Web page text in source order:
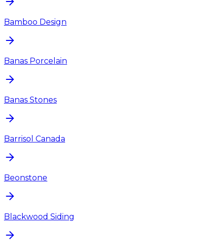
Bamboo Design
Banas Porcelain
Banas Stones
Barrisol Canada
Beonstone
Blackwood Siding